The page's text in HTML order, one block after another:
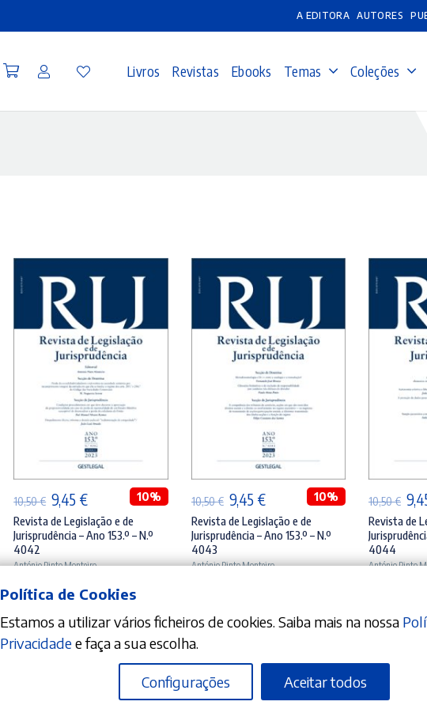
A EDITORA AUTORES
Livros Revistas Ebooks Temas Coleções
ADICIONAR
10,50€ O
preço
original
era:
9,45 €O
preço
atual
é:
10%
Revista de Legislação e de
Jurisprudência – Ano 153.º – N.º
4042
António Pinto Monteiro
ADICIONAR
10,50€ O
preço
original
era:
9,45 €O
preço
atual
é:
10%
Revista de Legislação e de
Jurisprudência – Ano 153.º – N.º
4043
António Pinto Monteiro
10,50€ O
era:
Revista de
4044
António Pinto
Política de Cookies
Estamos a utilizar vários ficheiros de cookies. Saiba mais na nossa
Privacidadee faça a sua escolha.
Configurações Aceitar todos